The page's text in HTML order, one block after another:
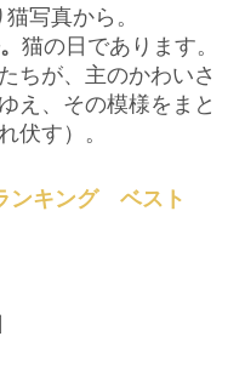
写真から。
猫の日であります。
ちが、主のかわいさ
え、その模様をまと
伏す）。
ンキング ベスト